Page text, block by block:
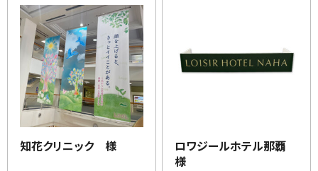
知花クリニック 様
ロワジールホテル那覇
様